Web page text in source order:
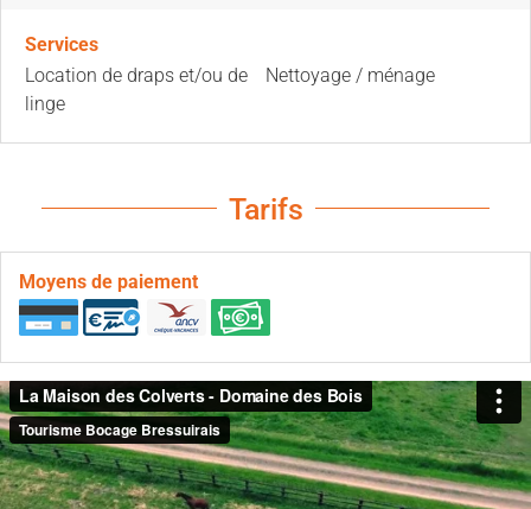
Services
Location de draps et/ou de
linge
Nettoyage / ménage
Tarifs
Moyens de paiement